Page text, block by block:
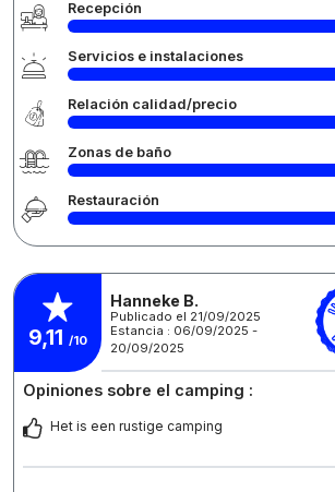
Recepción
Servicios e instalaciones
Relación calidad/precio
Zonas de baño
Restauración
9,11 /10
Hanneke B.
Publicado el 21/09/2025
Estancia : 06/09/2025 -
20/09/2025
Opiniones sobre el camping :
Het is een rustige camping